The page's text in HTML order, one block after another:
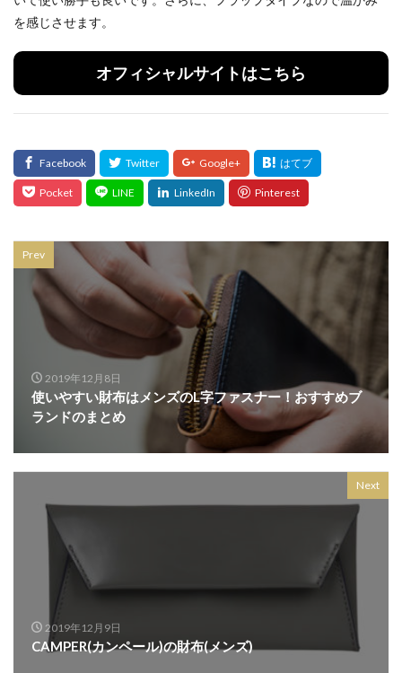
を感じさせます。
オフィシャルサイトはこちら
Prev
2019年12月8日
使いやすい財布はメンズのL字ファスナー！おすすめブ
ランドのまとめ
Next
2019年12月9日
CAMPER(カンペール)の財布(メンズ)